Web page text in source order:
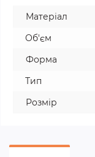
Матеріал
Об'єм
Форма
Тип
Розмір